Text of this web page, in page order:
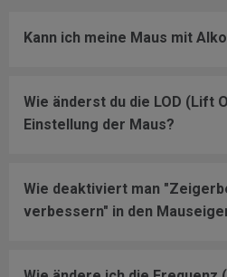
Kann ich meine Maus mit
Wie änderst du die LOD (Lift
Einstellung der Maus?
Wie deaktiviert man
verbessern" in den